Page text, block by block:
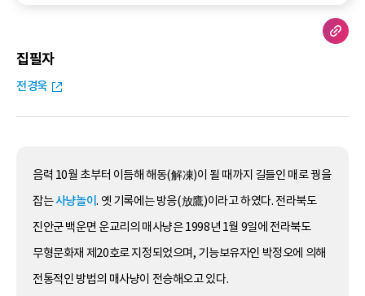
집필자
전경욱
음력 10월 초부터 이듬해 해동(解凍)이 될 때까지 길들인 매로 꿩을
잡는사냥놀이. 옛 기록에는 방응(放鷹)이라고 하였다. 전라북도
진안군 백운면 운교리의 매사냥은 1998년 1월 9일에 전라북도
무형문화재 제20호로 지정되었으며, 기능보유자인 박정오에 의해
전통적인 방법의 매사냥이 전승해오고 있다.